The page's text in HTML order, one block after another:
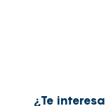
¿Te